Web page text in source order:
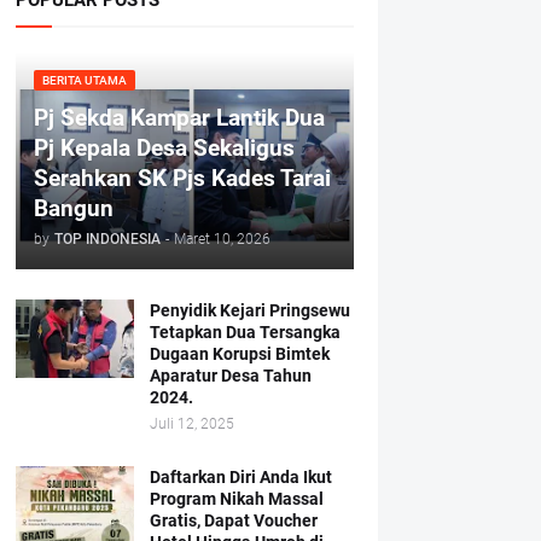
BERITA UTAMA
Pj Sekda Kampar Lantik Dua
Pj Kepala Desa Sekaligus
Serahkan SK Pjs Kades Tarai
Bangun
by TOP INDONESIA - Maret 10, 2026
Penyidik Kejari Pringsewu
Tetapkan Dua Tersangka
Dugaan Korupsi Bimtek
Aparatur Desa Tahun
2024.
Juli 12, 2025
Daftarkan Diri Anda Ikut
Program Nikah Massal
Gratis, Dapat Voucher